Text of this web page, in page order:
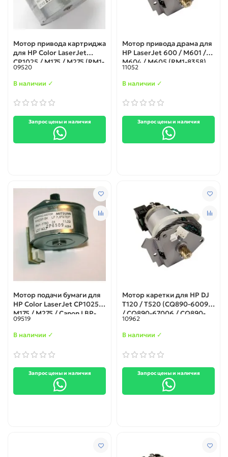
Мотор привода картриджа
для HP Color LaserJet
CP1025 / M175 / M275 (RM1-
7748 / RM2-7281)
09520
В наличии ✓
Запрос цены и наличия
Мотор привода драма для
HP LaserJet 600 / M601 /
M604 / M605 (RM1-8358)
11052
В наличии ✓
Запрос цены и наличия
Мотор подачи бумаги для
HP Color LaserJet CP1025 /
M175 / M275 / Canon LBP-
7010 (RM1-7750)
09519
В наличии ✓
Запрос цены и наличия
Мотор каретки для HP DJ
T120 / T520 (CQ890-60092
/ CQ890-67006 / CQ890-
60120)
10962
В наличии ✓
Запрос цены и наличия